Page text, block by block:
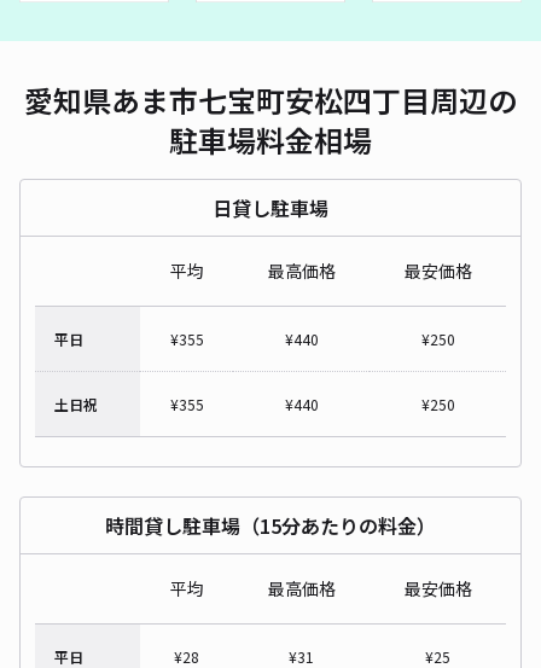
愛知県あま市七宝町安松四丁目周辺の
駐車場料金相場
日貸し駐車場
平均 最高価格 最安価格
平日 ¥355 ¥440 ¥250
土日祝 ¥355 ¥440 ¥250
時間貸し駐車場（15分あたりの料金）
平均 最高価格 最安価格
平日 ¥28 ¥31 ¥25